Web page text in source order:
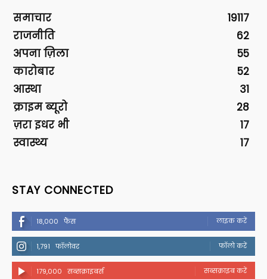
समाचार
19117
राजनीति
62
अपना ज़िला
55
कारोबार
52
आस्था
31
क्राइम ब्यूरो
28
ज़रा इधर भी
17
स्वास्थ्य
17
STAY CONNECTED
18,000 फैंस लाइक करें
1,791 फॉलोवर फॉलो करें
179,000 सब्सक्राइबर्स सब्सक्राइब करें